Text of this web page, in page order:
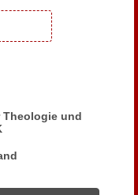
und